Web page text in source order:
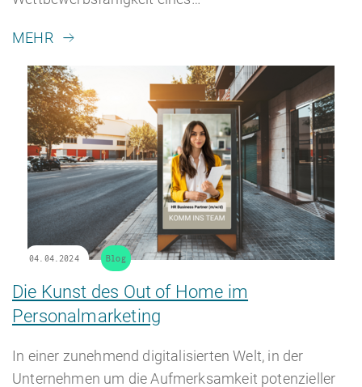
MEHR
04.04.2024 Blog
Die Kunst des Out of Home im
Personalmarketing
In einer zunehmend digitalisierten Welt, in der
Unternehmen um die Aufmerksamkeit potenzieller